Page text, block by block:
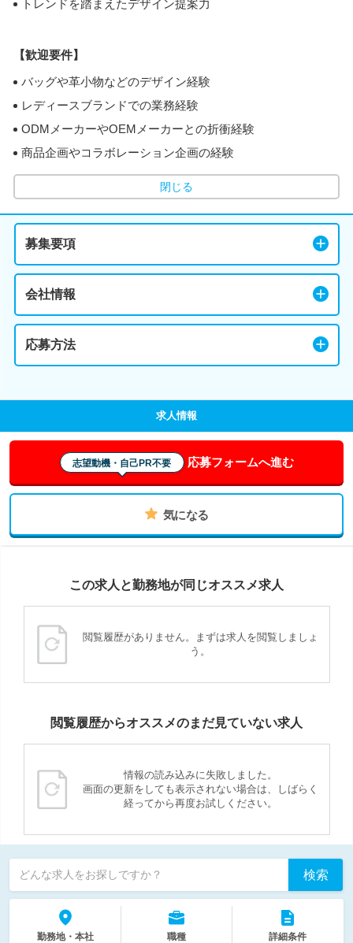
トレンドを踏まえたデザイン提案力
【歓迎要件】
バッグや革小物などのデザイン経験
レディースブランドでの業務経験
ODMメーカーやOEMメーカーとの折衝経験
商品企画やコラボレーション企画の経験
閉じる
募集要項
会社情報
応募方法
求人情報
志望動機・自己PR不要 応募フォームへ進む
気になる
この求人と勤務地が同じオススメ求人
閲覧履歴がありません。まずは求人を閲覧しましょ
う。
閲覧履歴からオススメのまだ見ていない求人
情報の読み込みに失敗しました。
画面の更新をしても表示されない場合は、しばらく
経ってから再度お試しください。
どんな求人をお探しですか？ 検索
勤務地・本社 職種 詳細条件